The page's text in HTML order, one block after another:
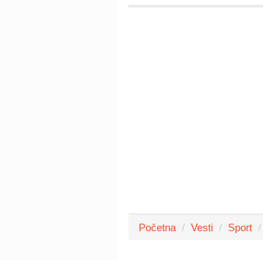
Početna Vesti Sport